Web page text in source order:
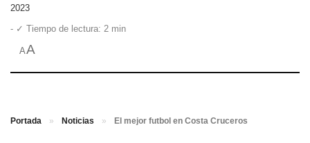
2023
- ✓ Tiempo de lectura: 2 min
AA
Portada » Noticias » El mejor futbol en Costa Cruceros